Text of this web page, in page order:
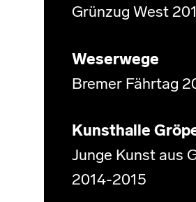
Grünzug West
Weserwege
Bremer Fährtag
Kunsthalle
Junge Kunst aus
2014-2015